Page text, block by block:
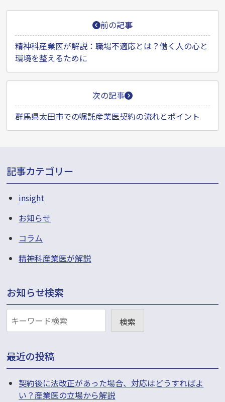
投
稿
ナ
ビ
ゲ
シ
ョ
前の記事
精神科産業医が解説：職場不適応とは？働く人の心と
環境を整えるために
次の記事
群馬県太田市での嘱託産業医契約の流れとポイント
記事カテゴリー
insight
お知らせ
コラム
精神科産業医が解説
お知らせ検索
お
知
ら
せ
検
検索
最近の投稿
契約後に法改正があった場合、対応はどうすればよ
い？産業医の立場から解説